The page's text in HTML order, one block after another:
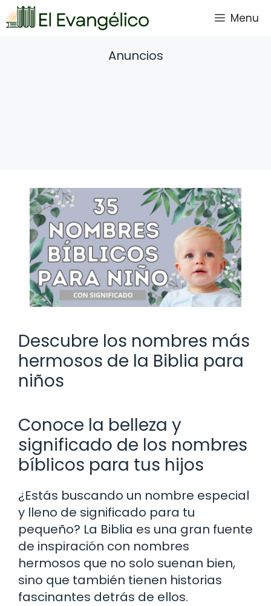
Saltar
al
Menu
Anuncios
Descubre los nombres más
hermosos de la Biblia para
niños
Conoce la belleza y
significado de los nombres
bíblicos para tus hijos
¿Estás buscando un nombre especial
y lleno de significado para tu
pequeño? La Biblia es una gran fuente
de inspiración con nombres
hermosos que no solo suenan bien,
sino que también tienen historias
fascinantes detrás de ellos.